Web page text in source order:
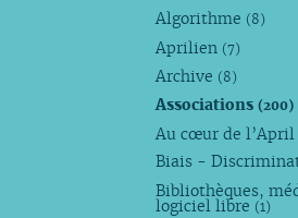
Algorithme (8)
Aprilien (7)
Archive (8)
Associations(200)
Au cœur de l’April
Biais -
Bibliothèques,
logiciel libre (1)